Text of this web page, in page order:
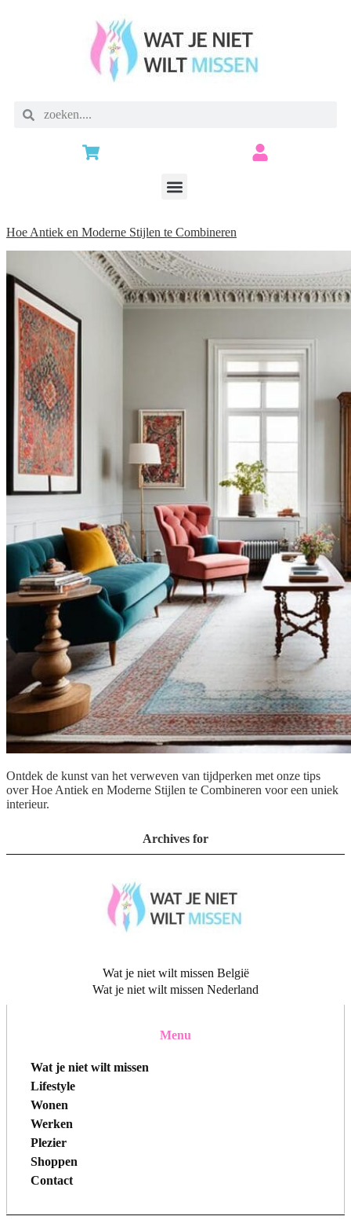
Hoe Antiek en Moderne Stijlen te Combineren
Ontdek de kunst van het verweven van tijdperken met onze tips
over Hoe Antiek en Moderne Stijlen te Combineren voor een uniek
interieur.
Archives for
Wat je niet wilt missen België
Wat je niet wilt missen Nederland
Menu
Wat je niet wilt missen
Lifestyle
Wonen
Werken
Plezier
Shoppen
Contact